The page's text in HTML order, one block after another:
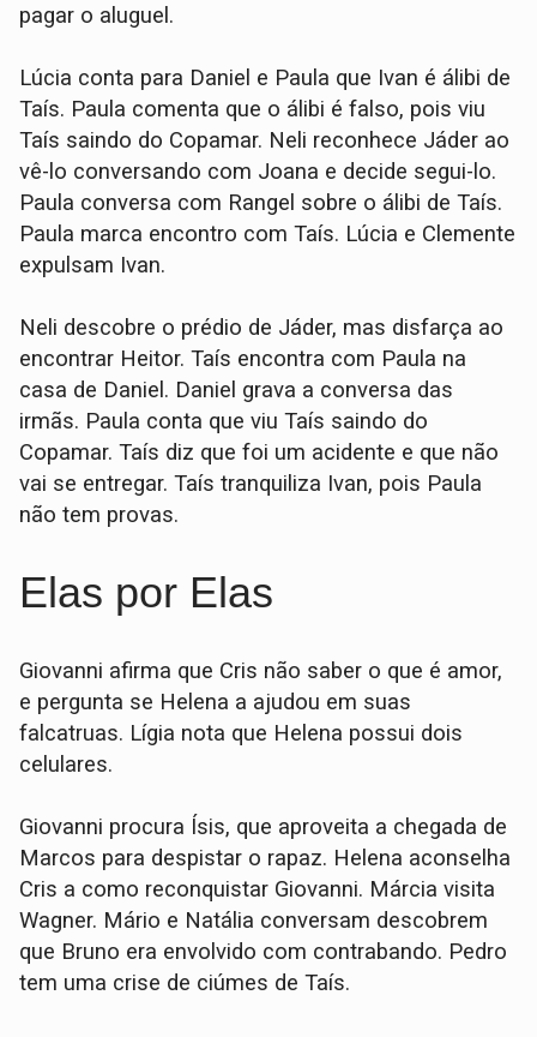
pagar o aluguel.
Lúcia conta para Daniel e Paula que Ivan é álibi de
Taís. Paula comenta que o álibi é falso, pois viu
Taís saindo do Copamar. Neli reconhece Jáder ao
vê-lo conversando com Joana e decide segui-lo.
Paula conversa com Rangel sobre o álibi de Taís.
Paula marca encontro com Taís. Lúcia e Clemente
expulsam Ivan.
Neli descobre o prédio de Jáder, mas disfarça ao
encontrar Heitor. Taís encontra com Paula na
casa de Daniel. Daniel grava a conversa das
irmãs. Paula conta que viu Taís saindo do
Copamar. Taís diz que foi um acidente e que não
vai se entregar. Taís tranquiliza Ivan, pois Paula
não tem provas.
Elas por Elas
Giovanni afirma que Cris não saber o que é amor,
e pergunta se Helena a ajudou em suas
falcatruas. Lígia nota que Helena possui dois
celulares.
Giovanni procura Ísis, que aproveita a chegada de
Marcos para despistar o rapaz. Helena aconselha
Cris a como reconquistar Giovanni. Márcia visita
Wagner. Mário e Natália conversam descobrem
que Bruno era envolvido com contrabando. Pedro
tem uma crise de ciúmes de Taís.